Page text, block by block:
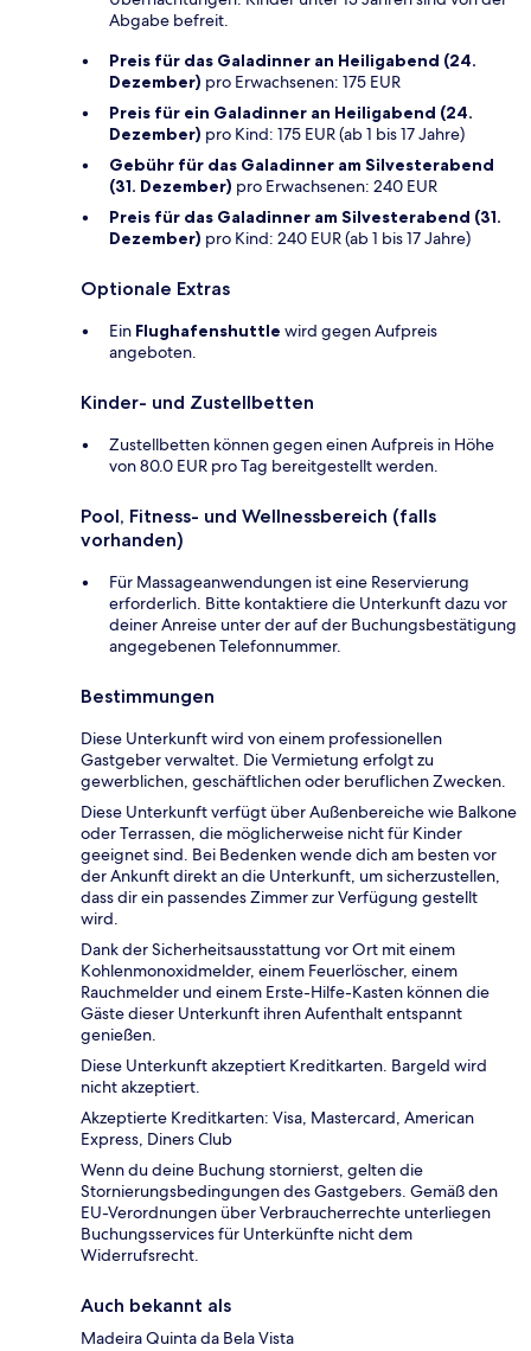
Abgabe befreit.
Preis für das Galadinner an Heiligabend (24.
Dezember) pro Erwachsenen: 175 EUR
Preis für ein Galadinner an Heiligabend (24.
Dezember) pro Kind: 175 EUR (ab 1 bis 17 Jahre)
Gebühr für das Galadinner am Silvesterabend
(31. Dezember) pro Erwachsenen: 240 EUR
Preis für das Galadinner am Silvesterabend (31.
Dezember) pro Kind: 240 EUR (ab 1 bis 17 Jahre)
Optionale Extras
Ein Flughafenshuttle wird gegen Aufpreis
angeboten.
Kinder- und Zustellbetten
Zustellbetten können gegen einen Aufpreis in Höhe
von 80.0 EUR pro Tag bereitgestellt werden.
Pool, Fitness- und Wellnessbereich (falls
vorhanden)
Für Massageanwendungen ist eine Reservierung
erforderlich. Bitte kontaktiere die Unterkunft dazu vor
deiner Anreise unter der auf der Buchungsbestätigung
angegebenen Telefonnummer.
Bestimmungen
Diese Unterkunft wird von einem professionellen
Gastgeber verwaltet. Die Vermietung erfolgt zu
gewerblichen, geschäftlichen oder beruflichen Zwecken.
Diese Unterkunft verfügt über Außenbereiche wie Balkone
oder Terrassen, die möglicherweise nicht für Kinder
geeignet sind. Bei Bedenken wende dich am besten vor
der Ankunft direkt an die Unterkunft, um sicherzustellen,
dass dir ein passendes Zimmer zur Verfügung gestellt
wird.
Dank der Sicherheitsausstattung vor Ort mit einem
Kohlenmonoxidmelder, einem Feuerlöscher, einem
Rauchmelder und einem Erste-Hilfe-Kasten können die
Gäste dieser Unterkunft ihren Aufenthalt entspannt
genießen.
Diese Unterkunft akzeptiert Kreditkarten. Bargeld wird
nicht akzeptiert.
Akzeptierte Kreditkarten: Visa, Mastercard, American
Express, Diners Club
Wenn du deine Buchung stornierst, gelten die
Stornierungsbedingungen des Gastgebers. Gemäß den
EU-Verordnungen über Verbraucherrechte unterliegen
Buchungsservices für Unterkünfte nicht dem
Widerrufsrecht.
Auch bekannt als
Madeira Quinta da Bela Vista